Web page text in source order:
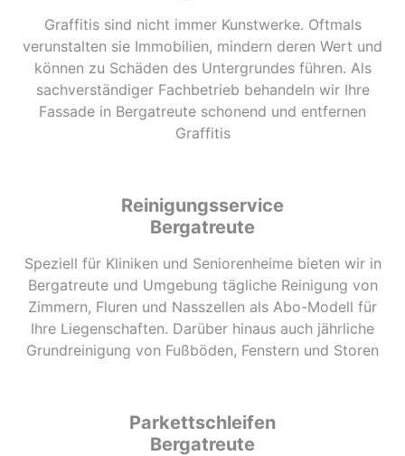
Graffitis sind nicht immer Kunstwerke. Oftmals
verunstalten sie Immobilien, mindern deren Wert und
können zu Schäden des Untergrundes führen. Als
sachverständiger Fachbetrieb behandeln wir Ihre
Fassade in Bergatreute schonend und entfernen
Graffitis
Reinigungsservice
Bergatreute
Speziell für Kliniken und Seniorenheime bieten wir in
Bergatreute und Umgebung tägliche Reinigung von
Zimmern, Fluren und Nasszellen als Abo-Modell für
Ihre Liegenschaften. Darüber hinaus auch jährliche
Grundreinigung von Fußböden, Fenstern und Storen
Parkettschleifen
Bergatreute